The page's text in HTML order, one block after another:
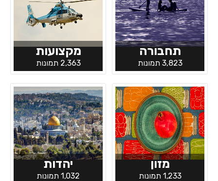
תחבורה
3,823 תמונות
מקצועות
2,363 תמונות
מזון
1,233 תמונות
יהדות
1,032 תמונות